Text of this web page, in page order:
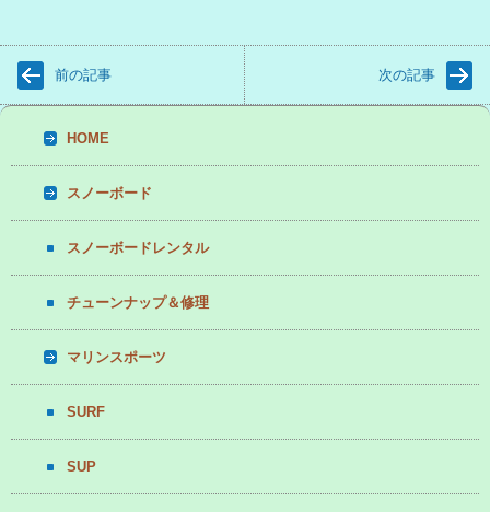
前の記事 次の記事
HOME
スノーボード
スノーボードレンタル
チューンナップ＆修理
マリンスポーツ
SURF
SUP